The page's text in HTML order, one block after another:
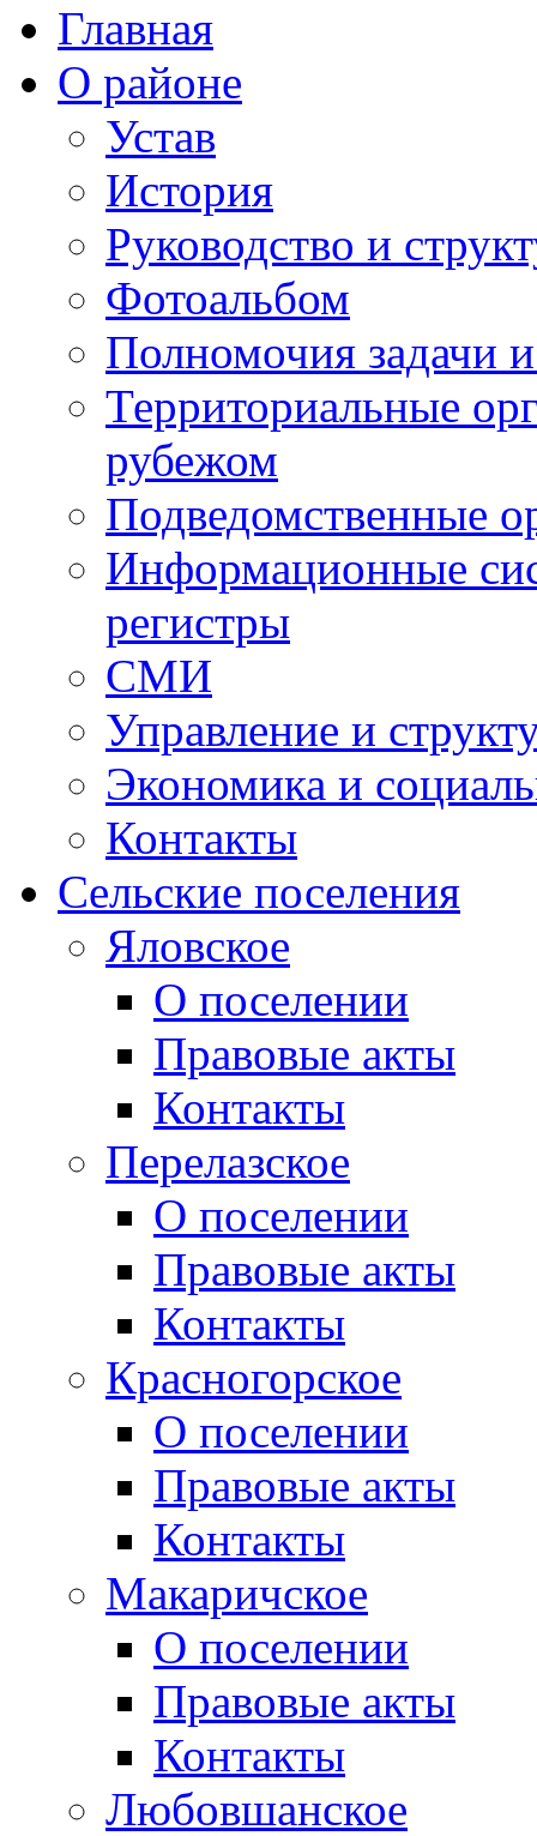
Главная
О районе
Устав
История
Руководство и
Фотоальбом
Полномочия задачи
Территориальные
рубежом
Подведомственные
Информационные
регистры
СМИ
Управление и
Экономика и
Контакты
Сельские поселения
Яловское
О поселении
Правовые акты
Контакты
Перелазское
О поселении
Правовые акты
Контакты
Красногорское
О поселении
Правовые акты
Контакты
Макаричское
О поселении
Правовые акты
Контакты
Любовшанское